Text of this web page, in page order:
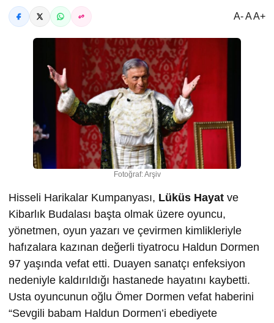
A- A A+
Fotoğraf: Arşiv
Hisseli Harikalar Kumpanyası, Lüküs Hayat ve
Kibarlık Budalası başta olmak üzere oyuncu,
yönetmen, oyun yazarı ve çevirmen kimlikleriyle
hafızalara kazınan değerli tiyatrocu Haldun Dormen
97 yaşında vefat etti. Duayen sanatçı enfeksiyon
nedeniyle kaldırıldığı hastanede hayatını kaybetti.
Usta oyuncunun oğlu Ömer Dormen vefat haberini
“Sevgili babam Haldun Dormen’i ebediyete